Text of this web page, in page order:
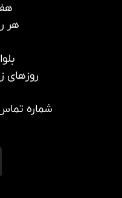
هر روز ۸
روزهای زوج ۱۷
شماره تماس :